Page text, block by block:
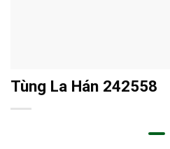
Tùng La Hán 242558